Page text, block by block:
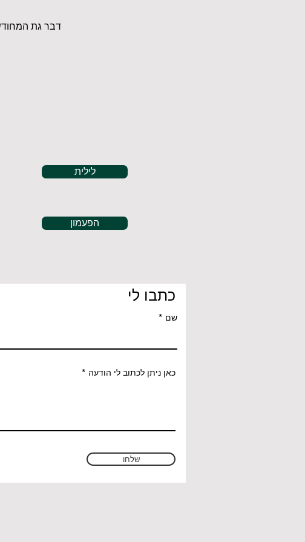
דבר גת
לילית
הפעמון
כתבו לי
שם
כאן ניתן לכתוב לי הודעה
שלחו